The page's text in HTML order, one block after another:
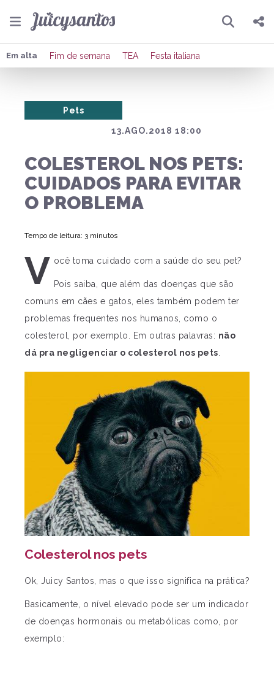
Pesquisar
Compartilhar
Publicar no X
Em alta Fim de semana TEA Festa italiana
13.AGO.2018 18:00
Pets
COLESTEROL NOS PETS:
CUIDADOS PARA EVITAR
O PROBLEMA
Tempo de leitura: 3 minutos
V ocê toma cuidado com a saúde do seu pet?
Pois saiba, que além das doenças que são
comuns em cães e gatos, eles também podem ter
problemas frequentes nos humanos, como o
colesterol, por exemplo. Em outras palavras: não
dá pra negligenciar o colesterol nos pets
Colesterol nos pets
Ok, Juicy Santos, mas o que isso significa na prática?
Basicamente, o nível elevado pode ser um indicador
de doenças hormonais ou metabólicas como, por
exemplo: